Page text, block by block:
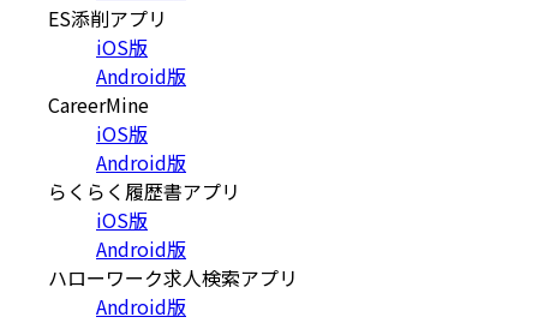
ES添削アプリ
iOS版
Android版
CareerMine
iOS版
Android版
らくらく履歴書アプリ
iOS版
Android版
ハローワーク求人検索アプリ
Android版